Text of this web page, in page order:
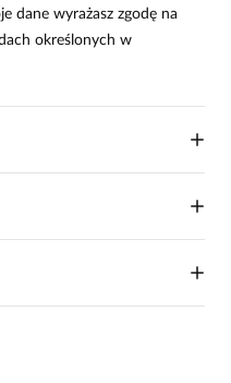
dane wyrażasz zgodę na
określonych w